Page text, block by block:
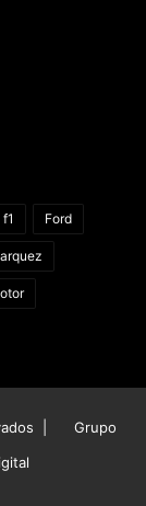
f1 Ford
|
Grupo